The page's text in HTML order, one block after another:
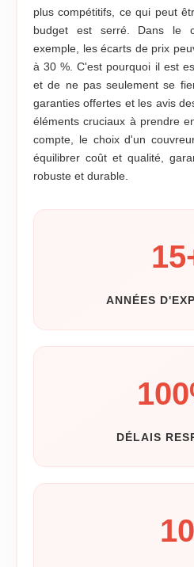
plus compétitifs, ce qui peut
budget est serré. Dans le
exemple, les écarts de prix
à 30 %. C'est pourquoi il est
et de ne pas seulement se
garanties offertes et les avis
éléments cruciaux à prendre
compte, le choix d'un
équilibrer coût et qualité,
robuste et durable.
15
ANNÉES
100
DÉLAIS
10